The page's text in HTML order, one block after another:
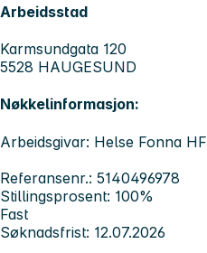
Arbeidsstad
Karmsundgata 120
5528 HAUGESUND
Nøkkelinformasjon:
Arbeidsgivar: Helse Fonna HF
Referansenr.: 5140496978
Stillingsprosent: 100%
Fast
Søknadsfrist: 12.07.2026